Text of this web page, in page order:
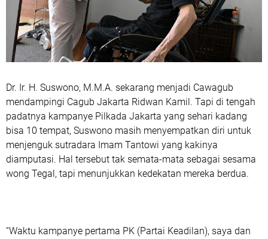
Dr. Ir. H. Suswono, M.M.A. sekarang menjadi Cawagub
mendampingi Cagub Jakarta Ridwan Kamil. Tapi di tengah
padatnya kampanye Pilkada Jakarta yang sehari kadang
bisa 10 tempat, Suswono masih menyempatkan diri untuk
menjenguk sutradara Imam Tantowi yang kakinya
diamputasi. Hal tersebut tak semata-mata sebagai sesama
wong Tegal, tapi menunjukkan kedekatan mereka berdua.
“Waktu kampanye pertama PK (Partai Keadilan), saya dan